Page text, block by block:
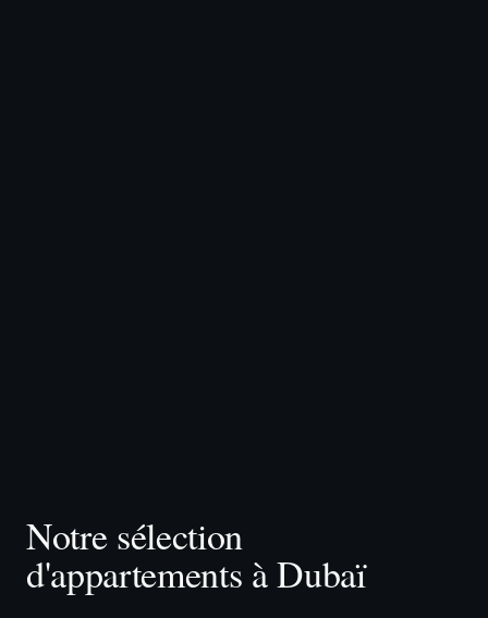
Notre sélection
d'appartements à Dubaï